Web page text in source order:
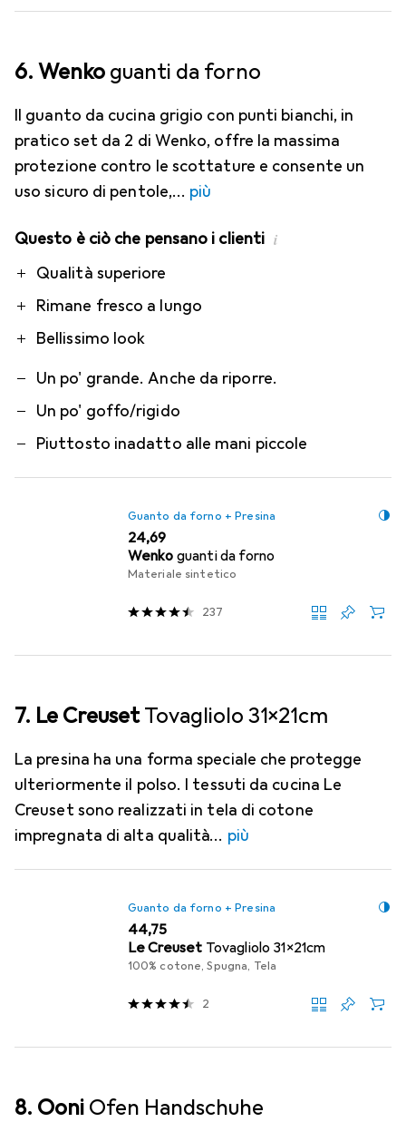
6. Wenko guanti da forno
Il guanto da cucina grigio con punti bianchi, in
pratico set da 2 di Wenko, offre la massima
protezione contro le scottature e consente un
uso sicuro di pentole,
più
Questo è ciò che pensano i clienti i
ProQualità superiore
Rimane fresco a lungo
Bellissimo look
Contro
Un po' grande. Anche da riporre.
Un po' goffo/rigido
Piuttosto inadatto alle mani piccole
Guanto da forno + Presina
EUR
24,69
Wenko guanti da forno
Materiale sintetico
237
7. Le CreusetTovagliolo 31x21cm
La presina ha una forma speciale che protegge
ulteriormente il polso. I tessuti da cucina Le
Creuset sono realizzati in tela di cotone
impregnata di alta qualità
più
Guanto da forno + Presina
EUR
44,75
Le Creuset Tovagliolo 31x21cm
100% cotone, Spugna, Tela
2
8. Ooni Ofen Handschuhe